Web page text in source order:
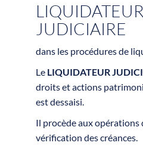
LIQUIDATEUR
JUDICIAIRE
dans les procédures de
Le LIQUIDATEUR
droits et actions
est dessaisi.
Il procède aux
vérification des créances.